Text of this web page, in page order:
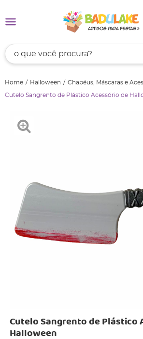
Home Halloween Chapéus, Máscaras e
Cutelo Sangrento de Plástico Acessório de
Cutelo Sangrento de Plástico
Halloween